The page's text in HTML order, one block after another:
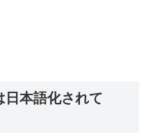
日本語化されて